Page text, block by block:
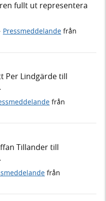
fullt ut representera
· Pressmeddelande från
Per Lindgärde till
från
Tillander till
från